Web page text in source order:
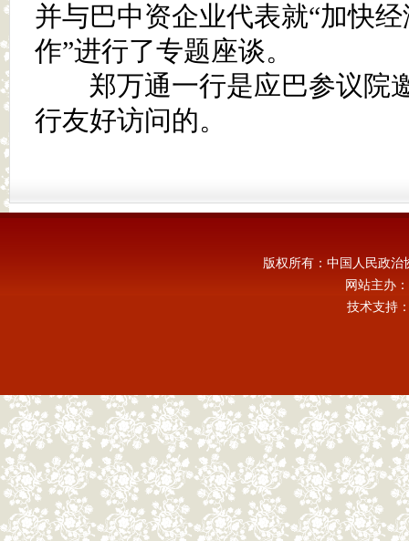
并与巴中资企业代表就“加快
作”进行了专题座谈。
郑万通一行是应巴参议院
行友好访问的。
版权所有：中国人民政
网站主办
技术支持